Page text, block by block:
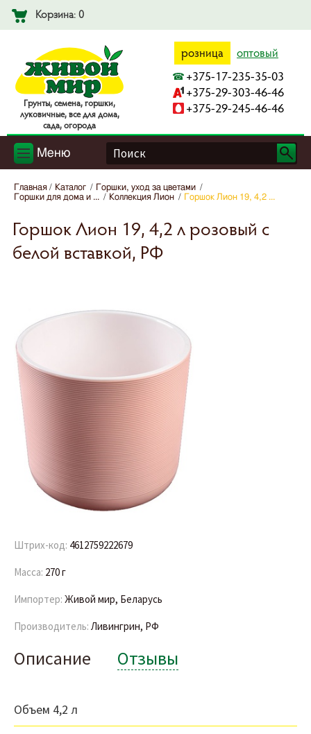
Корзина: 0
Гpyнты, ceмeнa, гopшки,
лyкoвичныe, вce для дoмa,
caдa, oгopoдa
розница оптовый
+375-17-235-35-03
+375-29-303-46-46
+375-29-245-46-46
Меню
Главная Каталог
Горшки, уход за цветами
Горшки для дома и ...
Коллекция Лион Горшок Лион 19, 4,2 ...
Горшок Лион 19, 4,2 л розовый с
белой вставкой, РФ
Штрих-код: 4612759222679
Масса: 270 г
Импортер: Живой мир, Беларусь
Производитель: Ливингрин, РФ
Описание Отзывы
Объем 4,2 л